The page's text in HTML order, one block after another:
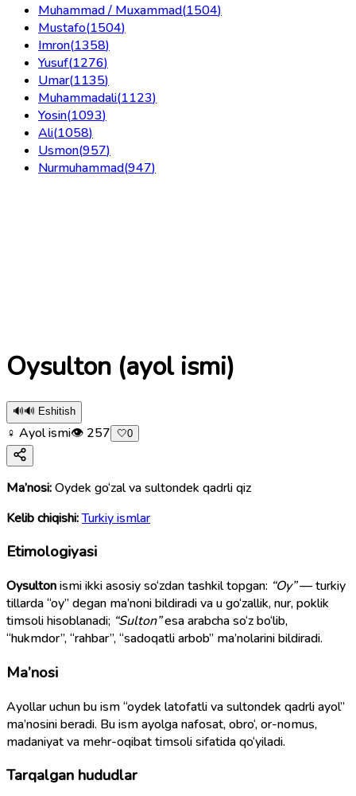
Muhammad / Muxammad(1504)
Mustafo(1504)
Imron(1358)
Yusuf(1276)
Umar(1135)
Muhammadali(1123)
Yosin(1093)
Ali(1058)
Usmon(957)
Nurmuhammad(947)
Oysulton (ayol ismi)
🔊🔊 Eshitish
♀ Ayol ismi👁 257 🤍0
Ma’nosi:Oydek go‘zal va sultondek qadrli qiz
Kelib chiqishi:Turkiy ismlar
Etimologiyasi
Oysultonismi ikki asosiy so‘zdan tashkil topgan: “Oy”— turkiy
tillarda “oy” degan ma’noni bildiradi va u go‘zallik, nur, poklik
timsoli hisoblanadi; “Sulton”esa arabcha so‘z bo‘lib,
“hukmdor”, “rahbar”, “sadoqatli arbob” ma’nolarini bildiradi.
Ma’nosi
Ayollar uchun bu ism “oydek latofatli va sultondek qadrli ayol”
ma’nosini beradi. Bu ism ayolga nafosat, obro‘, or-nomus,
madaniyat va mehr-oqibat timsoli sifatida qo‘yiladi.
Tarqalgan hududlar